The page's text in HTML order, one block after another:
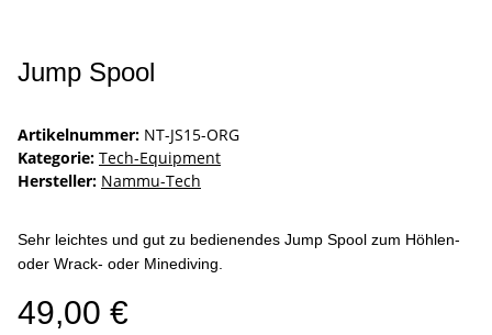
Jump Spool
Artikelnummer: NT-JS15-ORG
Kategorie: Tech-Equipment
Hersteller: Nammu-Tech
Sehr leichtes und gut zu bedienendes Jump Spool zum Höhlen-
oder Wrack- oder Minediving.
49,00 €